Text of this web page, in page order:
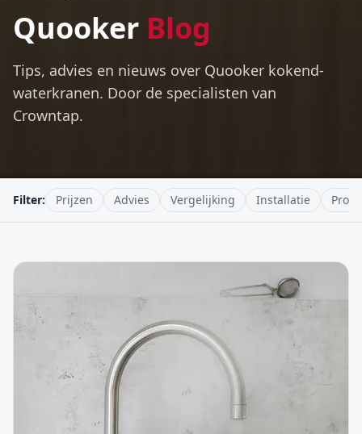
Quooker Blog
Tips, advies en nieuws over Quooker kokend-
waterkranen. Door de specialisten van
Crowntap.
Filter: Prijzen Advies Vergelijking Installatie